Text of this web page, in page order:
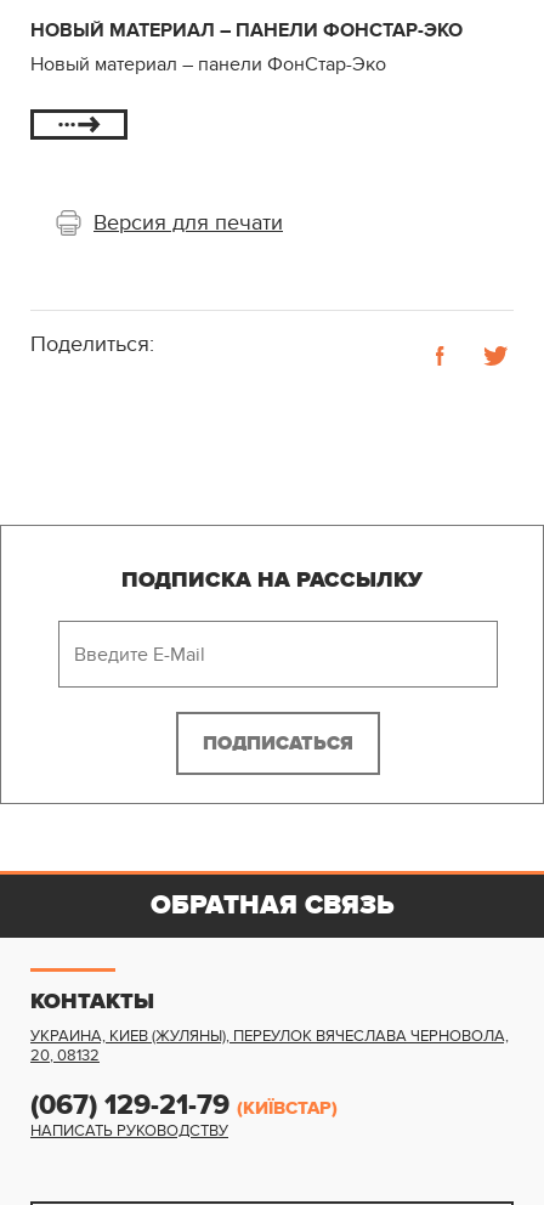
НОВЫЙ МАТЕРИАЛ – ПАНЕЛИ ФОНСТАР-ЭКО
Новый материал – панели ФонСтар-Эко
Версия для печати
Поделиться:
ПОДПИСКА НА РАССЫЛКУ
КОНТАКТЫ
УКРАИНА, КИЕВ (ЖУЛЯНЫ), ПЕРЕУЛОК ВЯЧЕСЛАВА ЧЕРНОВОЛА,
20,08132
(067) 129-21-79 (КИЇВСТАР)
НАПИСАТЬ РУКОВОДСТВУ
ОБРАТНАЯ СВЯЗЬ